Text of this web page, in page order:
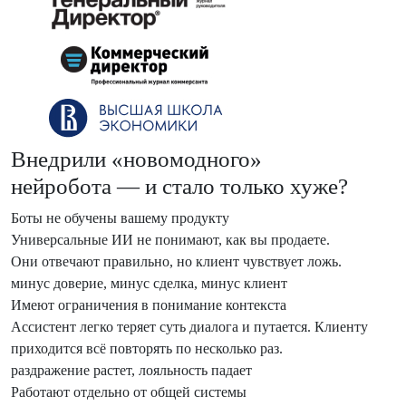
Внедрили «новомодного»
нейробота — и стало только хуже?
Боты не обучены вашему продукту
Универсальные ИИ не понимают, как вы продаете.
Они отвечают правильно, но клиент чувствует ложь.
минус доверие, минус сделка, минус клиент
Имеют ограничения в понимание контекста
Ассистент легко теряет суть диалога и путается. Клиенту
приходится всё повторять по несколько раз.
раздражение растет, лояльность падает
Работают отдельно от общей системы